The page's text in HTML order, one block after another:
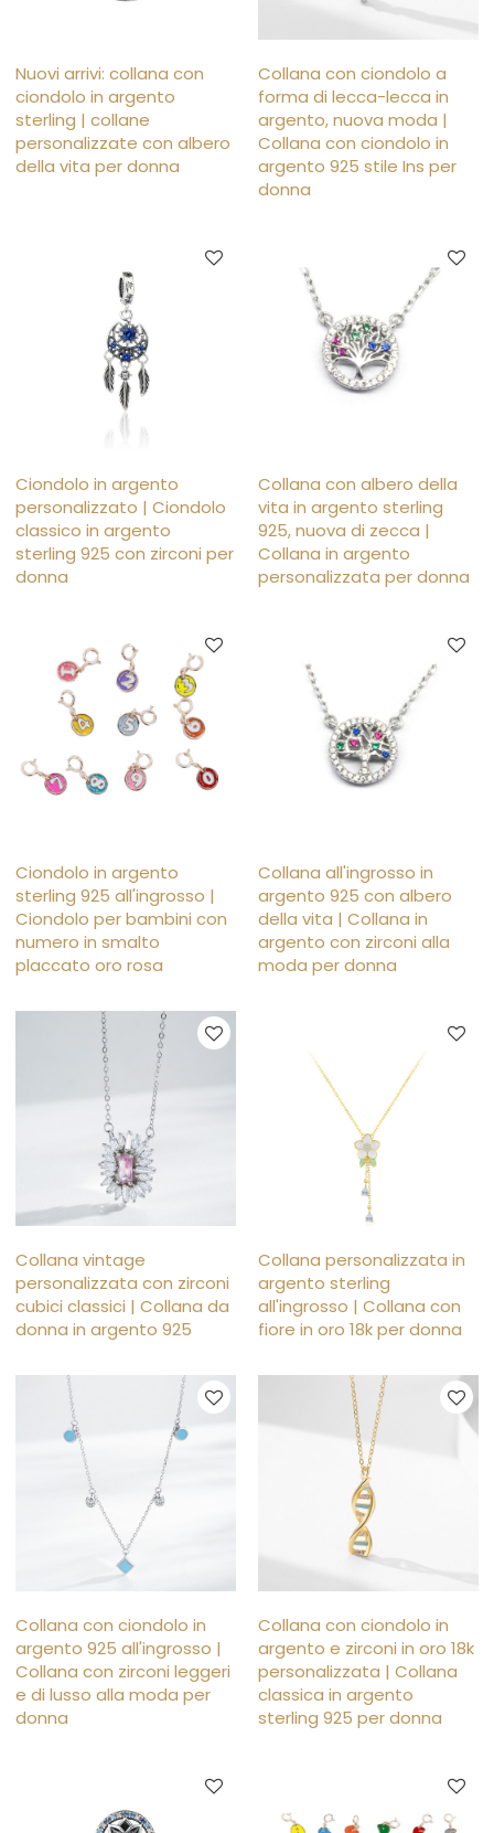
Nuovi arrivi: collana con
ciondolo in argento
sterling | collane
personalizzate con albero
della vita per donna
Collana con ciondolo a
forma di lecca-lecca in
argento, nuova moda |
Collana con ciondolo in
argento 925 stile Ins per
donna
Ciondolo in argento
personalizzato | Ciondolo
classico in argento
sterling 925 con zirconi per
donna
Collana con albero della
vita in argento sterling
925, nuova di zecca |
Collana in argento
personalizzata per donna
Ciondolo in argento
sterling 925 all'ingrosso |
Ciondolo per bambini con
numero in smalto
placcato oro rosa
Collana all'ingrosso in
argento 925 con albero
della vita | Collana in
argento con zirconi alla
moda per donna
Collana vintage
personalizzata con zirconi
cubici classici | Collana da
donna in argento 925
Collana personalizzata in
argento sterling
all'ingrosso | Collana con
fiore in oro 18k per donna
Collana con ciondolo in
argento 925 all'ingrosso |
Collana con zirconi leggeri
e di lusso alla moda per
donna
Collana con ciondolo in
argento e zirconi in oro 18k
personalizzata | Collana
classica in argento
sterling 925 per donna